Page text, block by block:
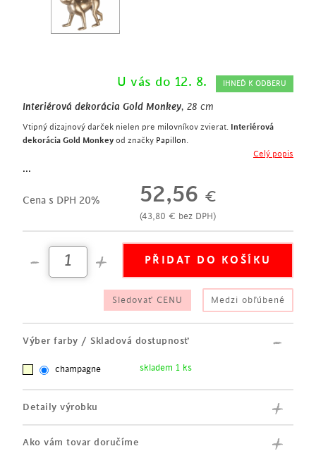
U vás do 12. 8. IHNEĎ K ODBERU
Interiérová dekorácia Gold Monkey, 28 cm
Vtipný dizajnový darček nielen pre milovníkov zvierat. Interiérová
dekorácia Gold Monkey od značky Papillon.
je opičia mama s mláďaťom na
figúrka opičej mamy s mláďaťom
odtieň champagne s povrchovou úpravou antik – vytvára dojem
nedokonalosti, vykazuje osobité vady a povrchové nerovnosti
...
Celý popis
Cena s DPH 20% 52,56 €
(43,80 € bez DPH)
Sledovať CENU Medzi obľúbené
Výber farby / Skladová dostupnosť
champagne skladem 1 ks
Detaily výrobku
Ako vám tovar doručíme